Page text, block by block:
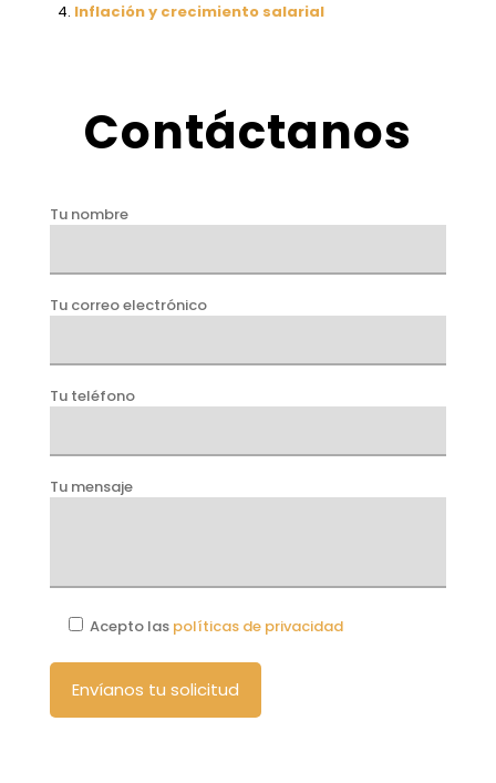
Inflación y crecimiento salarial
Contáctanos
Tu nombre
Tu correo electrónico
Tu teléfono
Tu mensaje
Acepto las políticas de privacidad